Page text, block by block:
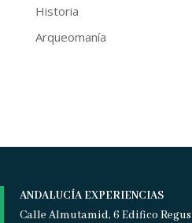
Historia
Arqueomanía
ANDALUCÍA EXPERIENCIAS
Calle Almutamid, 6 Edifico Regus